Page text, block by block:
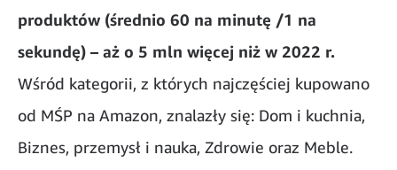
produktów (średnio 60 na minutę /1 na
sekundę) – aż o 5 mln więcej niż w 2022 r.
Wśród kategorii, z których najczęściej kupowano
od MŚP na Amazon, znalazły się: Dom i kuchnia,
Biznes, przemysł i nauka, Zdrowie oraz Meble.